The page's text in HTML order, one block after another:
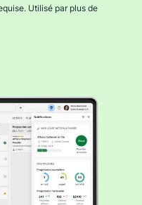
Utilisé par plus de